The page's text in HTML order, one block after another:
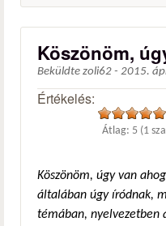
Köszönöm,
Beküldte zoli62 - 2015.
Értékelés:
Átlag: 5 (1
Köszönöm, úgy van
általában úgy íródnak,
témában, nyelvezetben